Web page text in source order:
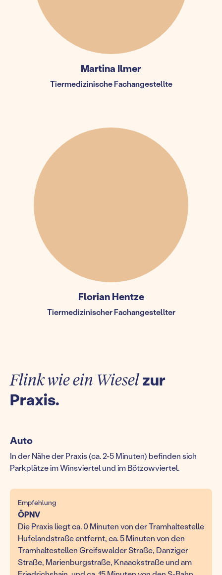
Martina Ilmer
Tiermedizinische Fachangestellte
Florian Hentze
Tiermedizinischer Fachangestellter
Flink wie ein Wieselzur
Praxis.
Empfehlung
ÖPNV
Die Praxis liegt ca. 0 Minuten von der Tramhaltestelle
Hufelandstraße entfernt, ca. 5 Minuten von den
Tramhaltestellen Greifswalder Straße, Danziger
Straße, Marienburgstraße, Knaackstraße und am
Auto
In der Nähe der Praxis (ca. 2-5 Minuten) befinden sich
Parkplätze im Winsviertel und im Bötzowviertel.